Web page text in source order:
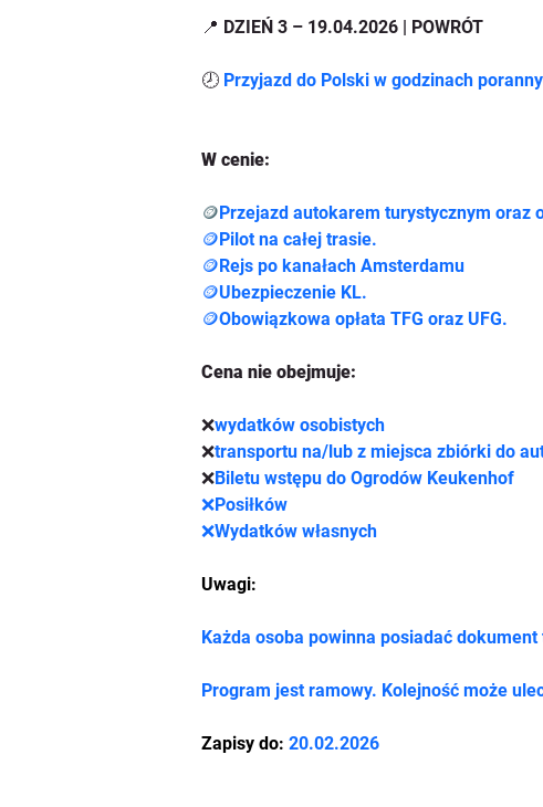
📍 DZIEŃ 3 – 19.04.2026 | POWRÓT
🕗 Przyjazd do Polski w godzinach
W cenie:
🪙Przejazd autokarem turystycznym oraz
🪙Pilot na całej trasie.
🪙Rejs po kanałach Amsterdamu
🪙Ubezpieczenie KL.
🪙Obowiązkowa opłata TFG oraz UFG.
Cena nie obejmuje:
❌wydatków osobistych
❌transportu na/lub z miejsca zbiórki do
❌Biletu wstępu do Ogrodów Keukenhof
❌Posiłków
❌Wydatków własnych
Uwagi:
Każda osoba powinna posiadać
Program jest ramowy. Kolejność może
Zapisy do: 20.02.2026